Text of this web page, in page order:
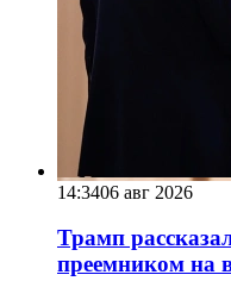
14:3406 авг 2026
Трамп
преемником на